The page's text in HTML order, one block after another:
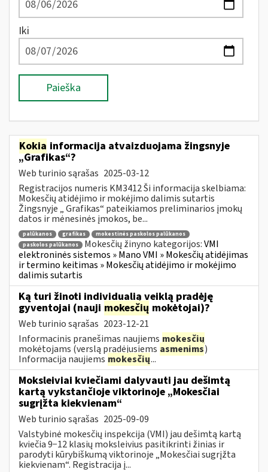
Iki
Paieška
Kokia informacija atvaizduojama žingsnyje
„Grafikas“?
Web turinio sąrašas 2025-03-12
Registracijos numeris KM3412 Ši informacija skelbiama:
Mokesčių atidėjimo ir mokėjimo dalimis sutartis
Žingsnyje „ Grafikas“ pateikiamos preliminarios įmokų
datos ir mėnesinės įmokos, be...
palūkanos grafikas
mokestinės paskolos palūkanos
paskolos palūkanos
Mokesčių žinyno kategorijos:VMI
elektroninės sistemos » Mano VMI » Mokesčių atidėjimas
ir termino keitimas » Mokesčių atidėjimo ir mokėjimo
dalimis sutartis
Ką turi žinoti individualią veiklą pradėję
gyventojai (nauji mokesčių mokėtojai)?
Web turinio sąrašas 2023-12-21
Informacinis pranešimas naujiems mokesčių
mokėtojams (verslą pradėjusiems asmenims)
Informacija naujiems mokesčių...
Moksleiviai kviečiami dalyvauti jau dešimtą
kartą vykstančioje viktorinoje „Mokesčiai
sugrįžta kiekvienam“
Web turinio sąrašas 2025-09-09
Valstybinė mokesčių inspekcija (VMI) jau dešimtą kartą
kviečia 9−12 klasių moksleivius pasitikrinti žinias ir
parodyti kūrybiškumą viktorinoje „Mokesčiai sugrįžta
kiekvienam“. Registracija į...